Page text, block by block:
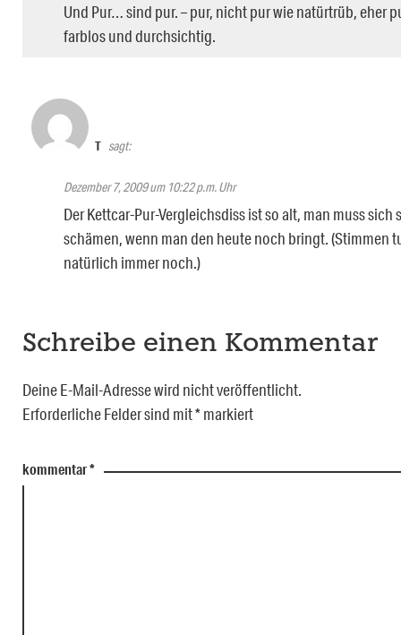
Und Pur… sind pur. – pur, nicht pur wie natürtrüb, eher
farblos und durchsichtig.
T sagt:
Dezember 7, 2009 um 10:22 p.m. Uhr
Der Kettcar-Pur-Vergleichsdiss ist so alt, man muss sich
schämen, wenn man den heute noch bringt. (Stimmen
natürlich immer noch.)
Schreibe einen Kommentar
Deine E-Mail-Adresse wird nicht veröffentlicht.
Erforderliche Felder sind mit*markiert
kommentar*